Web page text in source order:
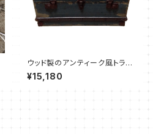
ウッド製のアンティーク風トラン
クボックス S size
¥15,180